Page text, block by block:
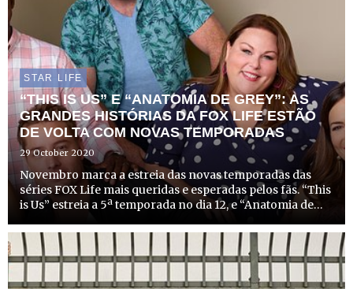
STAR LIFE
“THIS IS US” E “ANATOMIA DE GREY”: AS
GRANDES HISTÓRIAS DA FOX LIFE ESTÃO
DE VOLTA COM NOVAS TEMPORADAS
29 October 2020
Novembro marca a estreia das novas temporadas das
séries FOX Life mais queridas e esperadas pelos fãs. “This
is Us” estreia a 5ª temporada no dia 12, e “Anatomia de
22h20 e com uma emissão especial de 90 minutos.